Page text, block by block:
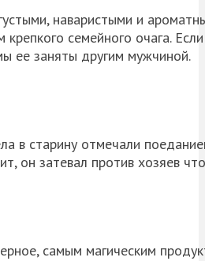
наваристыми и
крепкого семейного очага.
ее заняты другим мужчиной.
в старину отмечали
он затевал против хозяев
самым магическим